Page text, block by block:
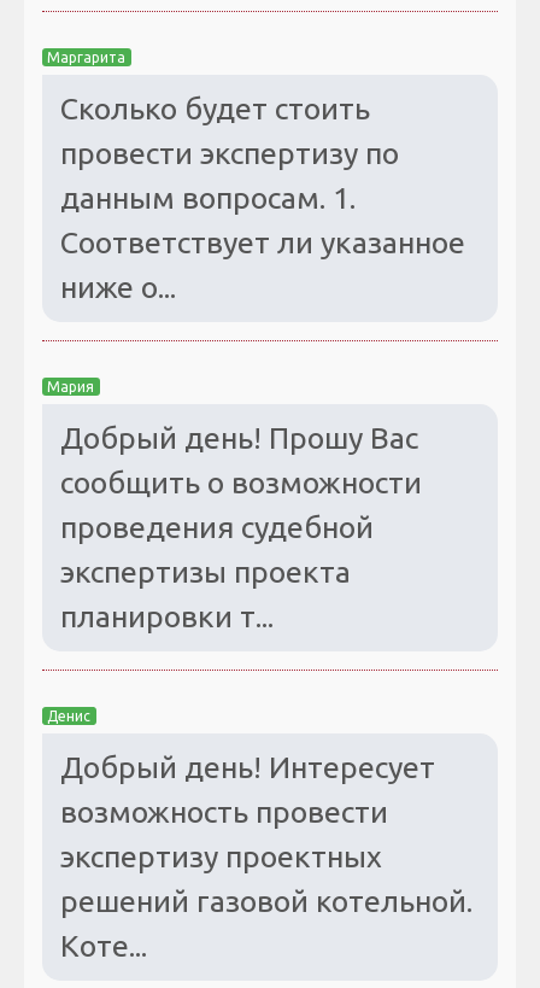
Маргарита
Сколько будет стоить
провести экспертизу по
данным вопросам. 1.
Соответствует ли указанное
ниже о...
Мария
Добрый день! Прошу Вас
сообщить о возможности
проведения судебной
экспертизы проекта
планировки т...
Денис
Добрый день! Интересует
возможность провести
экспертизу проектных
решений газовой котельной.
Коте...